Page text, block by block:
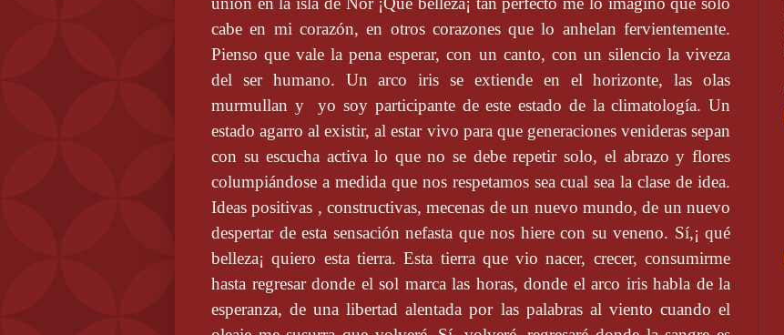
cabe en mi corazón, en otros corazones que lo anhelan fervientemente.
Pienso que vale la pena esperar, con un canto, con un silencio la viveza
del ser humano. Un arco iris se extiende en el horizonte, las olas
murmullan y
yo soy participante de este estado de la climatología. Un
estado agarro al existir, al estar vivo para que generaciones venideras sepan
con su escucha activa lo que no se debe repetir solo, el abrazo y flores
columpiándose a medida que nos respetamos sea cual sea la clase de idea.
Ideas positivas , constructivas, mecenas de un nuevo mundo, de un nuevo
despertar de esta sensación nefasta que nos hiere con su veneno. Sí,¡ qué
belleza¡ quiero esta tierra. Esta tierra que vio nacer, crecer, consumirme
hasta regresar donde el sol marca las horas, donde el arco iris habla de la
esperanza, de una libertad alentada por las palabras al viento cuando el